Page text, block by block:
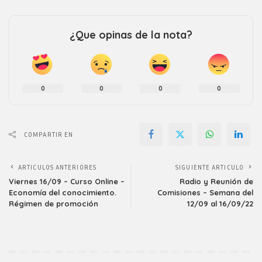
¿Que opinas de la nota?
0 0 0 0
COMPARTIR EN
ARTICULOS ANTERIORES
Viernes 16/09 – Curso Online –
Economía del conocimiento.
Régimen de promoción
SIGUIENTE ARTICULO
Radio y Reunión de
Comisiones – Semana del
12/09 al 16/09/22